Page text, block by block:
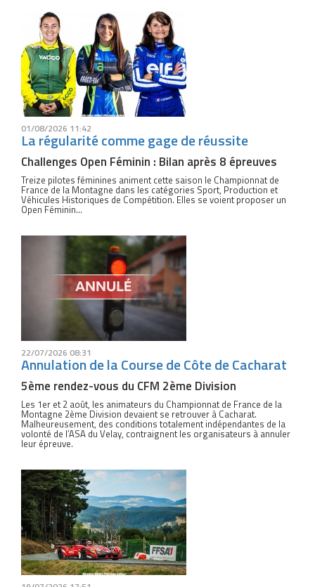
01/08/2026 11:42
La régularité comme gage de réussite
Challenges Open Féminin : Bilan après 8 épreuves
Treize pilotes féminines animent cette saison le Championnat de
France de la Montagne dans les catégories Sport, Production et
Véhicules Historiques de Compétition. Elles se voient proposer un
Open Féminin…
22/07/2026 08:31
Annulation de la Course de Côte de Cacharat
5ème rendez-vous du CFM 2ème Division
Les 1er et 2 août, les animateurs du Championnat de France de la
Montagne 2ème Division devaient se retrouver à Cacharat.
Malheureusement, des conditions totalement indépendantes de la
volonté de l’ASA du Velay, contraignent les organisateurs à annuler
leur épreuve.